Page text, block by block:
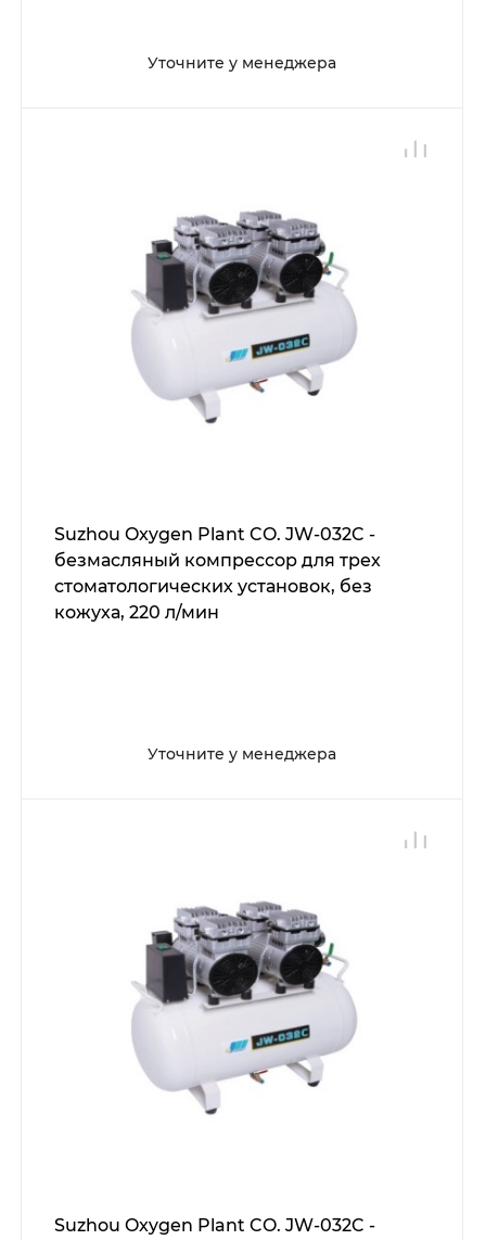
Уточните у менеджера
Suzhou Oxygen Plant CO. JW-032C -
безмасляный компрессор для трех
стоматологических установок, без
кожуха, 220 л/мин
Уточните у менеджера
Suzhou Oxygen Plant CO. JW-032C -